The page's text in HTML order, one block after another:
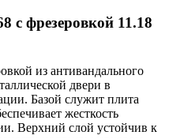
с фрезеровкой 11.18
из антивандального
двери в
Базой служит плита
жесткость
Верхний слой устойчив к